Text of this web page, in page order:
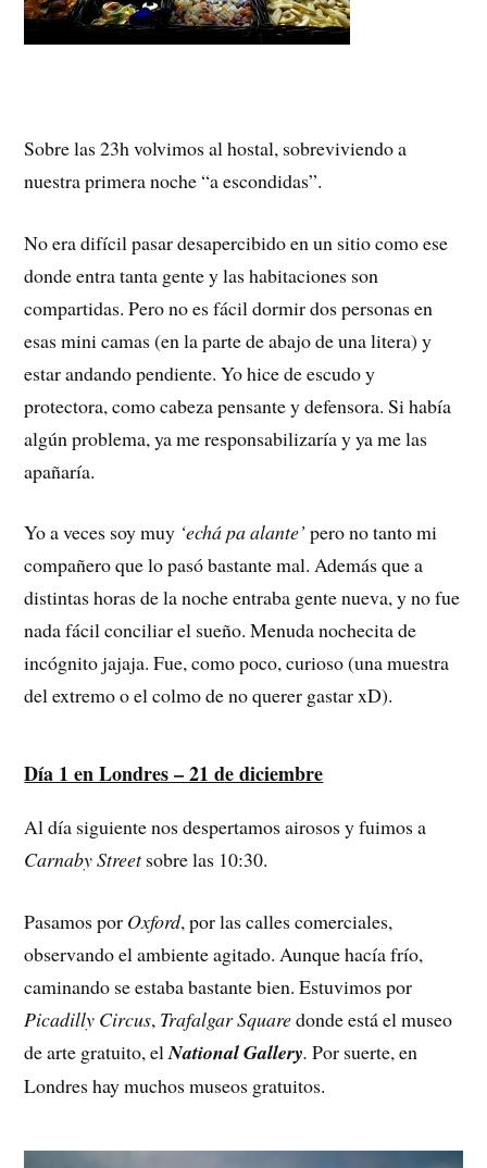
Sobre las 23h volvimos al hostal, sobreviviendo a
nuestra primera noche “a escondidas”.
No era difícil pasar desapercibido en un sitio como ese
donde entra tanta gente y las habitaciones son
compartidas. Pero no es fácil dormir dos personas en
esas mini camas (en la parte de abajo de una litera) y
estar andando pendiente. Yo hice de escudo y
protectora, como cabeza pensante y defensora. Si había
algún problema, ya me responsabilizaría y ya me las
apañaría.
Yo a veces soy muy ‘echá pa alante’ pero no tanto mi
compañero que lo pasó bastante mal. Además que a
distintas horas de la noche entraba gente nueva, y no fue
nada fácil conciliar el sueño. Menuda nochecita de
incógnito jajaja. Fue, como poco, curioso (una muestra
del extremo o el colmo de no querer gastar xD).
Día 1 en Londres – 21 de diciembre
Al día siguiente nos despertamos airosos y fuimos a
Carnaby Streetsobre las 10:30.
Pasamos por Oxford, por las calles comerciales,
observando el ambiente agitado. Aunque hacía frío,
caminando se estaba bastante bien. Estuvimos por
Picadilly Circus, Trafalgar Squaredonde está el museo
de arte gratuito, elNational Gallery.Por suerte, en
Londres hay muchos museos gratuitos.